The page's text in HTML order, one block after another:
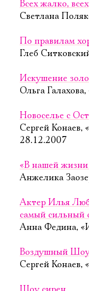
Всех жалко, всех
Светлана
По правилам
Глеб
Искушение
Ольга
Новоселье с
Сергей Конаев,
28.12.2007
«В нашей жизни
Анжелика
Актер Илья
самый сильный
Анна Федина,
Воздушный
Сергей Конаев,